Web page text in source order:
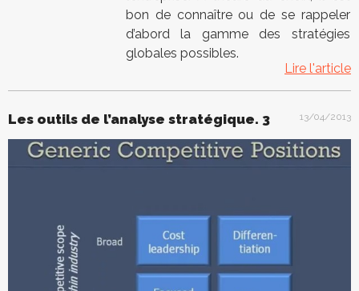
bon de connaître ou de se rappeler
d’abord la gamme des stratégies
globales possibles.
Lire l'article
Les outils de l’analyse stratégique. 3 13/04/2013